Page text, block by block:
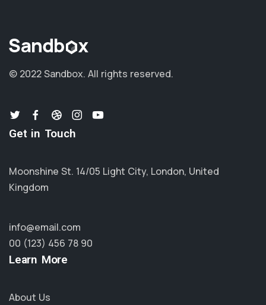
© 2022 Sandbox. All rights reserved.
Get in Touch
Moonshine St. 14/05 Light City, London, United
Kingdom
info@email.com
00 (123) 456 78 90
Learn More
About Us